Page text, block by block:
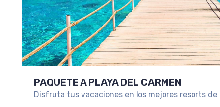
PAQUETE A PLAYA DEL CARMEN
Disfruta tus vacaciones en los mejores resorts de